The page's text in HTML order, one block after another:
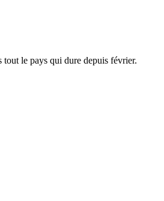
le pays qui dure depuis février.